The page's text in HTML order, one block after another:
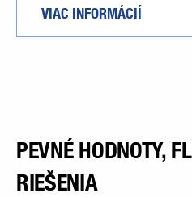
VIAC INFORMÁCIÍ
PEVNÉ HODNOTY,
RIEŠENIA